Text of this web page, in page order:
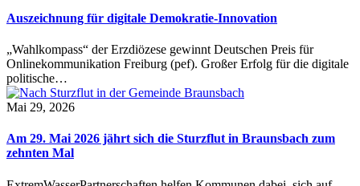
Auszeichnung für digitale Demokratie-Innovation
„Wahlkompass“ der Erzdiözese gewinnt Deutschen Preis für
Onlinekommunikation Freiburg (pef). Großer Erfolg für die digitale
politische…
Mai 29, 2026
Am 29. Mai 2026 jährt sich die Sturzflut in Braunsbach zum
zehnten Mal